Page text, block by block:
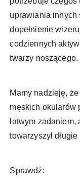
uprawiania innych
dopełnienie
codziennych
twarzy noszącego.
Mamy nadzieję,
męskich okularów
łatwym
towarzyszył długie
Sprawdź: